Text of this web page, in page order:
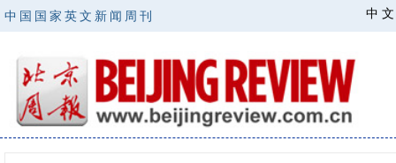
中国国家英文新闻周刊 中 文